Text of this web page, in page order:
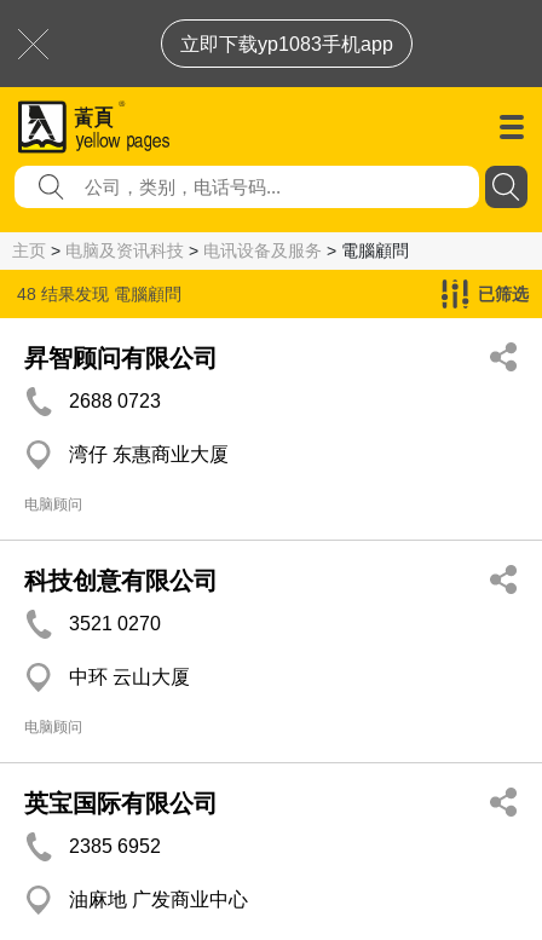
立即下载yp1083手机app
主页 > 电脑及资讯科技 > 电讯设备及服务 > 電腦顧問
48 结果发现 電腦顧問 已筛选
昇智顾问有限公司
2688 0723
湾仔 东惠商业大厦
电脑顾问
科技创意有限公司
3521 0270
中环 云山大厦
电脑顾问
英宝国际有限公司
2385 6952
油麻地 广发商业中心